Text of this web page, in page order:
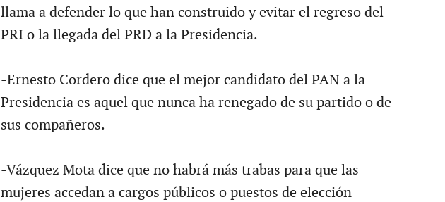
llama a defender lo que han construido y evitar el regreso del
PRI o la llegada del PRD a la Presidencia.
-Ernesto Cordero dice que el mejor candidato del PAN a la
Presidencia es aquel que nunca ha renegado de su partido o de
sus compañeros.
-Vázquez Mota dice que no habrá más trabas para que las
mujeres accedan a cargos públicos o puestos de elección